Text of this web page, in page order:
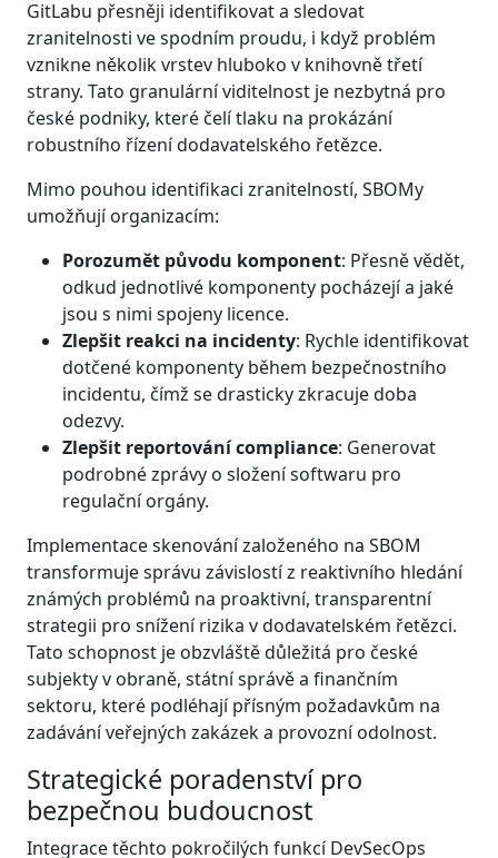
GitLabu přesněji identifikovat a sledovat
zranitelnosti ve spodním proudu, i když problém
vznikne několik vrstev hluboko v knihovně třetí
strany. Tato granulární viditelnost je nezbytná pro
české podniky, které čelí tlaku na prokázání
robustního řízení dodavatelského řetězce.
Mimo pouhou identifikaci zranitelností, SBOMy
umožňují organizacím:
Porozumět původu komponent: Přesně vědět,
odkud jednotlivé komponenty pocházejí a jaké
jsou s nimi spojeny licence.
Zlepšit reakci na incidenty: Rychle identifikovat
dotčené komponenty během bezpečnostního
incidentu, čímž se drasticky zkracuje doba
odezvy.
Zlepšit reportování compliance: Generovat
podrobné zprávy o složení softwaru pro
regulační orgány.
Implementace skenování založeného na SBOM
transformuje správu závislostí z reaktivního hledání
známých problémů na proaktivní, transparentní
strategii pro snížení rizika v dodavatelském řetězci.
Tato schopnost je obzvláště důležitá pro české
subjekty v obraně, státní správě a finančním
sektoru, které podléhají přísným požadavkům na
zadávání veřejných zakázek a provozní odolnost.
Strategické poradenství pro
bezpečnou budoucnost
Integrace těchto pokročilých funkcí DevSecOps